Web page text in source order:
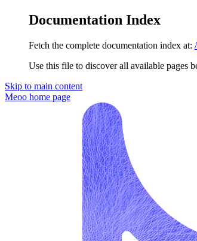
Documentation Index
Fetch the complete documentation index at:
Use this file to discover all available pages
Skip to main content
Meoo home page